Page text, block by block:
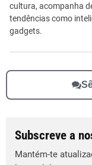
cultura, acompanha
tendências como
gadgets.
Subscreve a
Mantém-te